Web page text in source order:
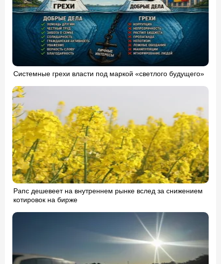
Системные грехи власти под маркой «светлого будущего»
Рапс дешевеет на внутреннем рынке вслед за снижением
котировок на бирже